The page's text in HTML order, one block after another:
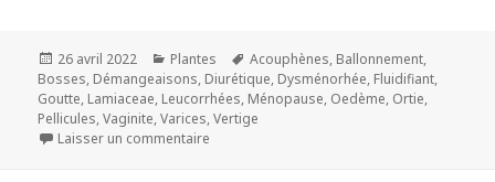
Publié
le
26 avril 2022 Catégories
Plantes
Mots-
clés
Acouphènes, Ballonnement,
Bosses, Démangeaisons, Diurétique, Dysménorhée, Fluidifiant,
Goutte, Lamiaceae, Leucorrhées, Ménopause, Oedème, Ortie,
Pellicules,Vaginite,Varices,Vertige
Laisser un commentaire